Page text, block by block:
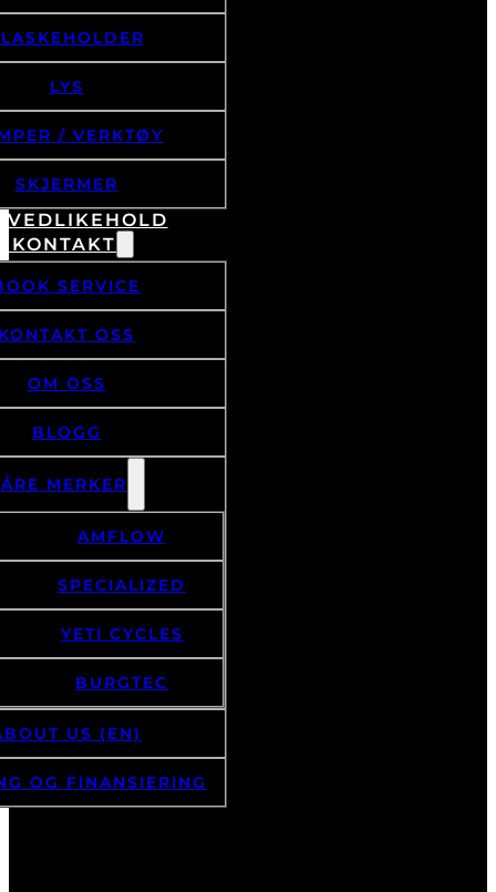
LYS
/ VERKTØY
SKJERMER
VEDLIKEHOLD
KONTAKT
SERVICE
OSS
OM OSS
BLOGG
MERKER
AMFLOW
SPECIALIZED
YETI CYCLES
BURGTEC
US (EN)
OG FINANSIERING